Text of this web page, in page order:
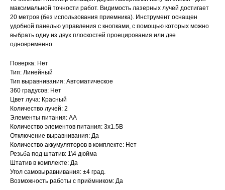
максимальной точности работ. Видимость лазерных лучей достигает
20 метров (без использования приемника). Инструмент оснащен
удобной панелью управления с кнопками, с помощью которых можно
выбрать одну из двух плоскостей проецирования или две
одновременно.
Поверка: Нет
Тип: Линейный
Тип выравнивания: Автоматическое
360 градусов: Нет
Цвет луча: Красный
Количество лучей: 2
Элементы питания: АА
Количество элементов питания: 3х1.5В
Отключение выравнивания: Да
Количество аккумуляторов в комплекте: Нет
Резьба под штатив: 1\4 дюйма
Штатив в комплекте: Да
Угол самовыравнивания: ±4 град.
Возможность работы с приёмником: Да